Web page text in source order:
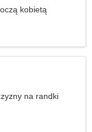
kobietą
na randki